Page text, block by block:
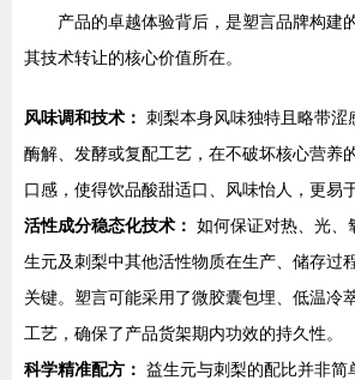
产品的卓越体验背后，是塑言品牌构建
其技术转让的核心价值所在。
风味调和技术： 刺梨本身风味独特且略带涩
酶解、发酵或复配工艺，在不破坏核心营养
口感，使得饮品酸甜适口、风味怡人，更易
活性成分稳态化技术： 如何保证对热、光、
生元及刺梨中其他活性物质在生产、储存过
关键。塑言可能采用了微胶囊包埋、低温冷
工艺，确保了产品货架期内功效的持久性。
科学精准配方： 益生元与刺梨的配比并非简